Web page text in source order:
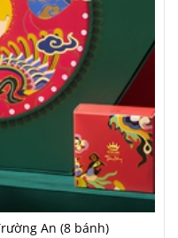
An (8 bánh)